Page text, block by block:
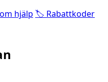
hjälp 🏷️ Rabattkoder